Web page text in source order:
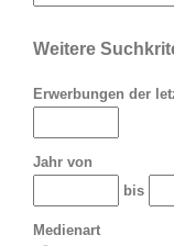
Weitere
Erwerbungen der
Jahr von
bis
Medienart